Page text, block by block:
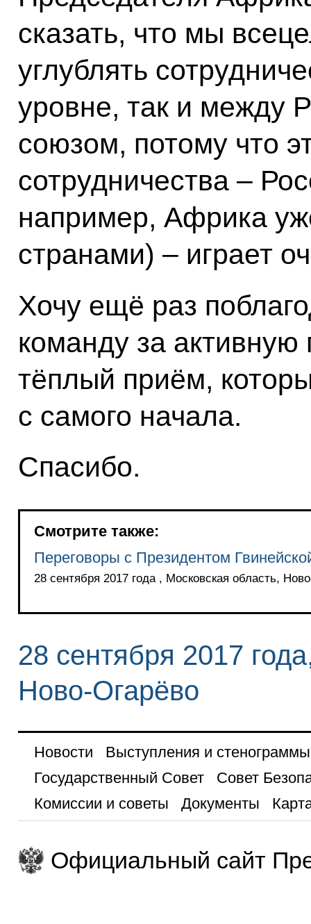
сказать, что мы
углублять
уровне, так и между
союзом, потому что
сотрудничества –
например, Африка
странами) – играет
Хочу ещё раз
команду за активную
тёплый приём,
с самого начала.
Спасибо.
Смотрите также:
Переговоры с Президентом
28 сентября 2017 года , Московская область,
28 сентября 2017
Ново-Огарёво
Новости
Выступления и стенограммы
Государственный Совет
Совет
Комиссии и советы
Документы
Официальный сайт